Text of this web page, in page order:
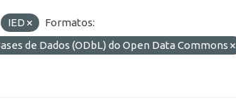
IED
Formatos:
de Dados (ODbL) do Open Data Commons